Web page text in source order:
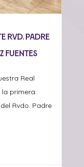
Rvd. Padre
Fuentes
Real
la primera
Rvdo. Padre